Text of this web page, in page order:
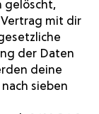
gelöscht,
mit dir
der Daten
deine
sieben